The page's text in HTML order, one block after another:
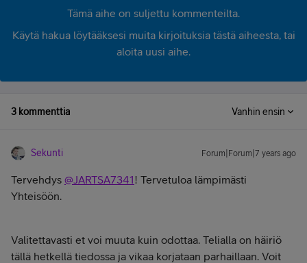
Tämä aihe on suljettu kommenteilta.
Käytä hakua löytääksesi muita kirjoituksia tästä aiheesta, tai
aloita uusi aihe.
3 kommenttia Vanhin ensin
Sekunti Forum|Forum|7 years ago
Tervehdys @JARTSA7341 ! Tervetuloa lämpimästi
Yhteisöön.
Valitettavasti et voi muuta kuin odottaa. Telialla on häiriö
tällä hetkellä tiedossa ja vikaa korjataan parhaillaan. Voit